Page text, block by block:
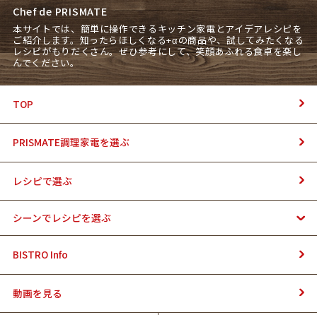
Chef de PRISMATE
本サイトでは、簡単に操作できるキッチン家電とアイデアレシピを
ご紹介します。知ったらほしくなる+αの商品や、試してみたくなる
レシピがもりだくさん。ぜひ参考にして、笑顔あふれる食卓を楽し
んでください。
TOP
PRISMATE調理家電を選ぶ
レシピで選ぶ
シーンでレシピを選ぶ
BISTRO Info
動画を見る